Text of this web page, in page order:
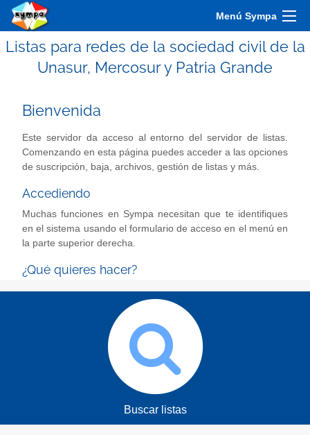
Menú Sympa
Listas para redes de la sociedad civil de la
Unasur, Mercosur y Patria Grande
Bienvenida
Este servidor da acceso al entorno del servidor de listas.
Comenzando en esta página puedes acceder a las opciones
de suscripción, baja, archivos, gestión de listas y más.
Accediendo
Muchas funciones en Sympa necesitan que te identifiques
en el sistema usando el formulario de acceso en el menú en
la parte superior derecha.
¿Qué quieres hacer?
Buscar listas